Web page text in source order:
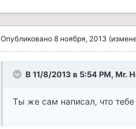
Опубликовано 8 ноября, 2013
В 11/8/2013 в 5:54 PM, Mr.
Ты же сам написал, что тебе